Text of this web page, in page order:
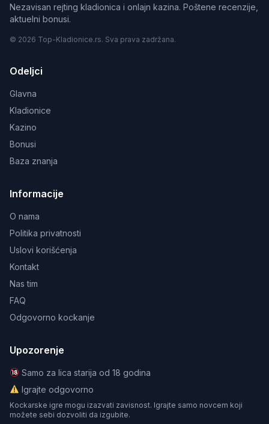
Nezavisan rejting kladionica i onlajn kazina. Poštene recenzije,
aktuelni bonusi.
© 2026 Top-Kladionice.rs. Sva prava zadržana.
Odeljci
Glavna
Kladionice
Kazino
Bonusi
Baza znanja
Informacije
O nama
Politika privatnosti
Uslovi korišćenja
Kontakt
Nas tim
FAQ
Odgovorno kockanje
Upozorenje
Samo za lica starija od 18 godina
Igrajte odgovorno
Kockarske igre mogu izazvati zavisnost. Igrajte samo novcem koji
možete sebi dozvoliti da izgubite.